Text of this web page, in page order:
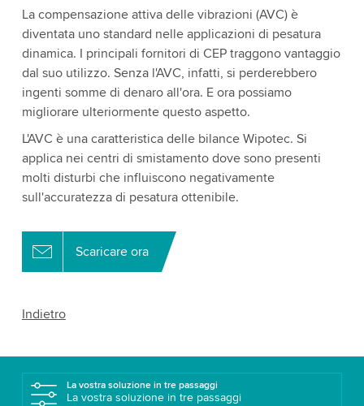
La compensazione attiva delle vibrazioni (AVC) è
diventata uno standard nelle applicazioni di pesatura
dinamica. I principali fornitori di CEP traggono vantaggio
dal suo utilizzo. Senza l'AVC, infatti, si perderebbero
ingenti somme di denaro all'ora. E ora possiamo
migliorare ulteriormente questo aspetto.
L'AVC è una caratteristica delle bilance Wipotec. Si
applica nei centri di smistamento dove sono presenti
molti disturbi che influiscono negativamente
sull'accuratezza di pesatura ottenibile.
Scaricare ora
Indietro
La vostra soluzione in tre passaggi
La vostra soluzione in tre passaggi